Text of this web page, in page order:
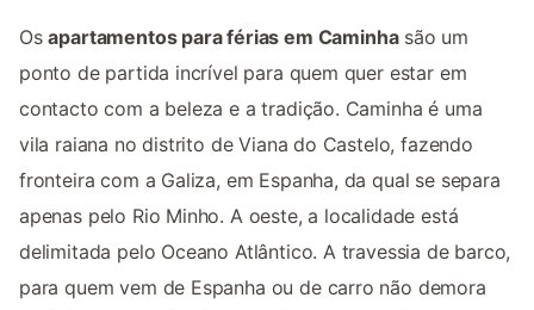
Osapartamentos para férias em Caminhasão um
ponto de partida incrível para quem quer estar em
contacto com a beleza e a tradição. Caminha é uma
vila raiana no distrito de Viana do Castelo, fazendo
fronteira com a Galiza, em Espanha, da qual se separa
apenas pelo Rio Minho. A oeste, a localidade está
delimitada pelo Oceano Atlântico. A travessia de barco,
para quem vem de Espanha ou de carro não demora